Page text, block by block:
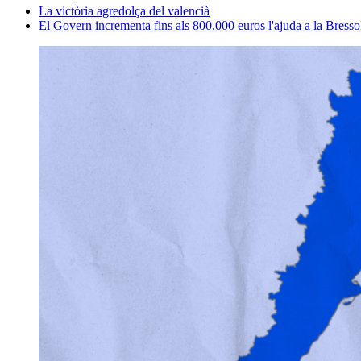
La victòria agredolça del valencià
El Govern incrementa fins als 800.000 euros l'ajuda a la